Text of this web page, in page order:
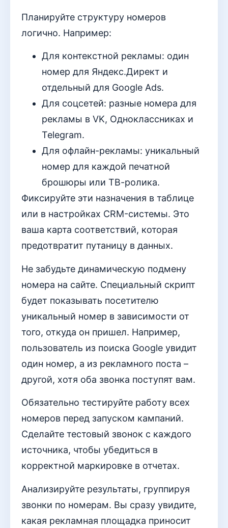
Планируйте структуру номеров
логично. Например:
Для контекстной рекламы: один
номер для Яндекс.Директ и
отдельный для Google Ads.
Для соцсетей: разные номера для
рекламы в VK, Одноклассниках и
Telegram.
Для офлайн-рекламы: уникальный
номер для каждой печатной
брошюры или ТВ-ролика.
Фиксируйте эти назначения в таблице
или в настройках CRM-системы. Это
ваша карта соответствий, которая
предотвратит путаницу в данных.
Не забудьте динамическую подмену
номера на сайте. Специальный скрипт
будет показывать посетителю
уникальный номер в зависимости от
того, откуда он пришел. Например,
пользователь из поиска Google увидит
один номер, а из рекламного поста –
другой, хотя оба звонка поступят вам.
Обязательно тестируйте работу всех
номеров перед запуском кампаний.
Сделайте тестовый звонок с каждого
источника, чтобы убедиться в
корректной маркировке в отчетах.
Анализируйте результаты, группируя
звонки по номерам. Вы сразу увидите,
какая рекламная площадка приносит